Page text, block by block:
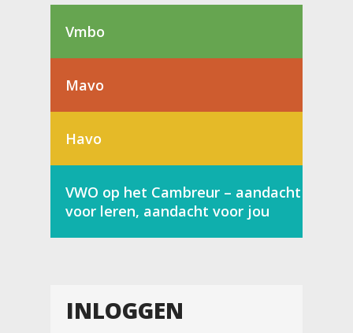
Vmbo
Mavo
Havo
VWO op het Cambreur – aandacht
voor leren, aandacht voor jou
INLOGGEN